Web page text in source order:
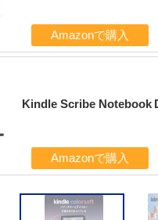
Amazonで購入
Kindle Scribe Notebook
Amazonで購入